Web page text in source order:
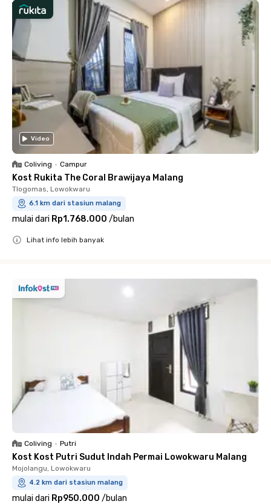
Video
Coliving • Campur
Kost Rukita The Coral Brawijaya Malang
Tlogomas, Lowokwaru
6.1 km dari stasiun malang
mulai dari Rp1.768.000 /bulan
Lihat info lebih banyak
Coliving • Putri
Kost Kost Putri Sudut Indah Permai Lowokwaru Malang
Mojolangu, Lowokwaru
4.2 km dari stasiun malang
mulai dari Rp950.000 /bulan